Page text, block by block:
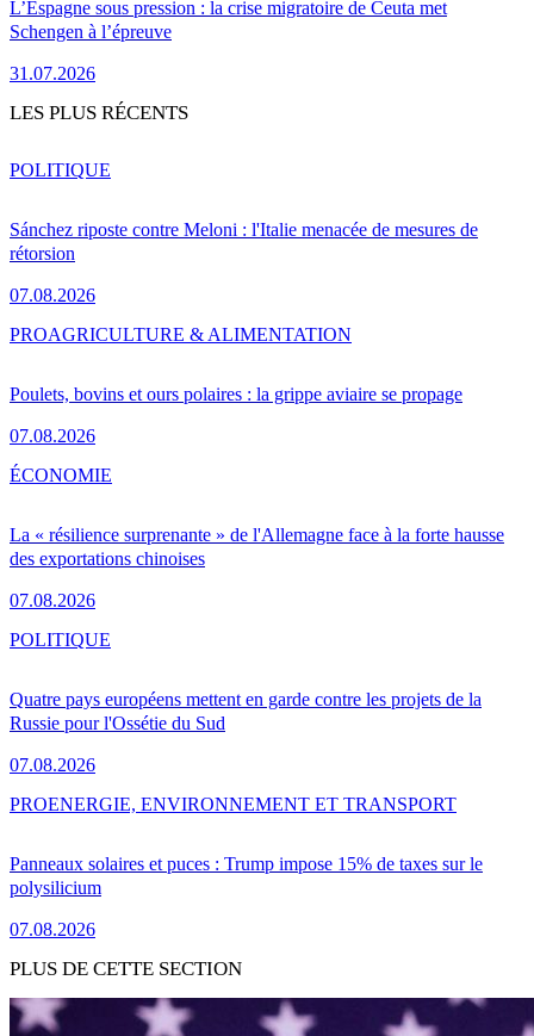
L’Espagne sous pression : la crise migratoire de Ceuta met
Schengen à l’épreuve
31.07.2026
LES PLUS RÉCENTS
Sánchez riposte contre Meloni : l'Italie menacée de mesures de
rétorsion
07.08.2026
POLITIQUE
Poulets, bovins et ours polaires : la grippe aviaire se propage
07.08.2026
PROAGRICULTURE & ALIMENTATION
La « résilience surprenante » de l'Allemagne face à la forte hausse
des exportations chinoises
07.08.2026
ÉCONOMIE
Quatre pays européens mettent en garde contre les projets de la
Russie pour l'Ossétie du Sud
07.08.2026
POLITIQUE
Panneaux solaires et puces : Trump impose 15% de taxes sur le
polysilicium
07.08.2026
PROENERGIE, ENVIRONNEMENT ET TRANSPORT
PLUS DE CETTE SECTION